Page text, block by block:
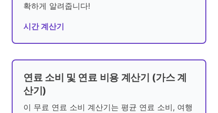
확하게 알려줍니다!
시간 계산기
연료 소비 및 연료 비용 계산기 (가스 계
산기)
이 무료 연료 소비 계산기는 평균 연료 소비, 여행